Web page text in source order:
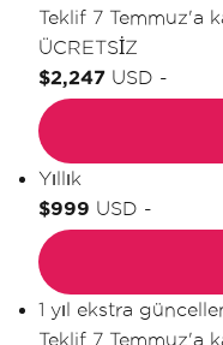
Teklif 7 Temmuz'a
ÜCRETSİZ
$2,247 USD -
Yıllık
$999 USD -
1 yıl ekstra
Teklif 7 Temmuz'a